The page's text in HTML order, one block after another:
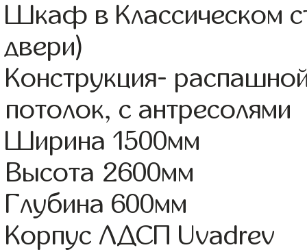
Шкаф в Классическом
двери)
Конструкция-
потолок, с антресолями
Ширина 1500мм
Высота 2600мм
Глубина 600мм
Корпус ЛДСП Uvadrev